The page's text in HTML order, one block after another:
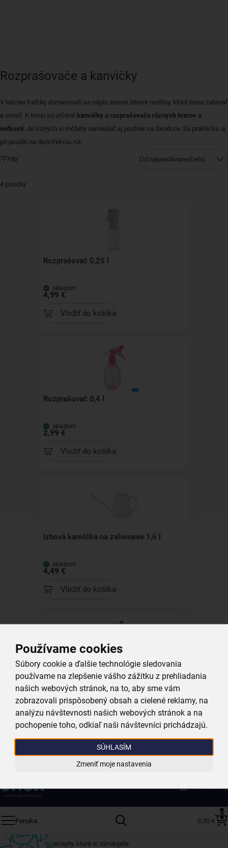
Používame cookies
Súbory cookie a ďalšie technológie sledovania
používame na zlepšenie vášho zážitku z prehliadania
našich webových stránok, na to, aby sme vám
zobrazovali prispôsobený obsah a cielené reklamy, na
analýzu návštevnosti našich webových stránok a na
pochopenie toho, odkiaľ naši návštevníci prichádzajú.
SÚHLASÍM
Zmeniť moje nastavenia
Rozprašovače a kanvičky
V takmer každej domácnosti sa nájdu zelené izbové rastliny, ktoré treba zalievať
a orosiť. K tomu sú určené kanvičky a rozprašovače rôznych tvarov a
veľkostí, do ktorých si môžete namiešať aj postrek na škodcov. Sú praktické aj
pri použití na dezinfekciu rúk.
Filtr Od najpredávanejšieho
4 položky
Rozprašovač 0,25 l
skladom
4,99 €
Vložiť do košíka
Rozprašovač 0,4 l
skladom
2,99 €
Vložiť do košíka
Izbová kanvička na zalievanie 1,6 l
skladom
4,49 €
Vložiť do košíka
Rozprašovač 0,6 l
skladom
2,99 €
Vložiť do košíka
Ponuka
0
0,00 €
ktokoľvek iný
Prihláste sa k odberu nášho newslettera.
recepty, ktoré si zamilujete.